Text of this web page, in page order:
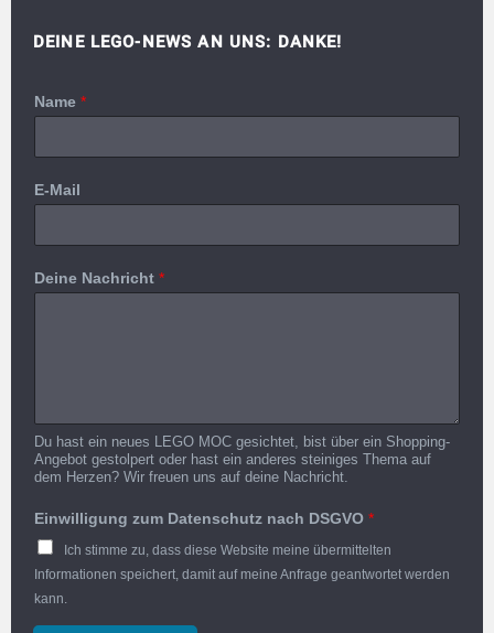
DEINE LEGO-NEWS AN UNS: DANKE!
Name *
E-Mail
Deine Nachricht *
Du hast ein neues LEGO MOC gesichtet, bist über ein Shopping-
Angebot gestolpert oder hast ein anderes steiniges Thema auf
dem Herzen? Wir freuen uns auf deine Nachricht.
Einwilligung zum Datenschutz nach DSGVO *
Ich stimme zu, dass diese Website meine übermittelten
Informationen speichert, damit auf meine Anfrage geantwortet werden
kann.